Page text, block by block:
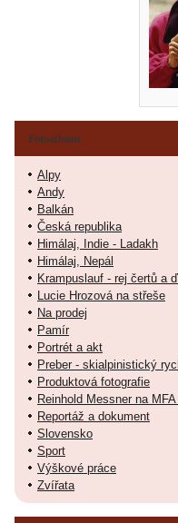
Fotoalbum
Alpy
Andy
Balkán
Česká republika
Himálaj, Indie - Ladakh
Himálaj, Nepál
Krampuslauf - rej čertů a
Lucie Hrozová na střeše
Na prodej
Pamír
Portrét a akt
Preber - skialpinistický
Produktová fotografie
Reinhold Messner na
Reportáž a dokument
Slovensko
Sport
Výškové práce
Zvířata